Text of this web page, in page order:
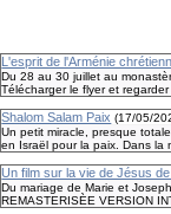
L'esprit de l'Arménie
Du 28 au 30 juillet au
Télécharger le flyer et
Shalom Salam Paix (17/05/
Un petit miracle, presque
en Israël pour la paix. Dans la
Un film sur la vie de Jésus
Du mariage de Marie et
REMASTERISÈE VERSION